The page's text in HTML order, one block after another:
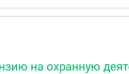
на охранную